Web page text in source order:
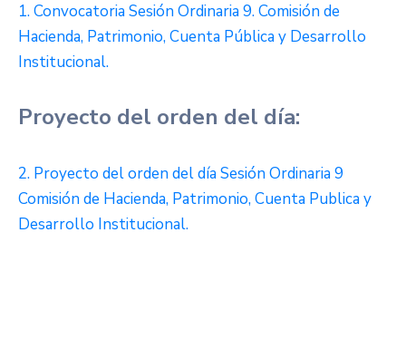
1. Convocatoria Sesión Ordinaria 9. Comisión de
Hacienda, Patrimonio, Cuenta Pública y Desarrollo
Institucional.
Proyecto del orden del día:
2. Proyecto del orden del día Sesión Ordinaria 9
Comisión de Hacienda, Patrimonio, Cuenta Publica y
Desarrollo Institucional.